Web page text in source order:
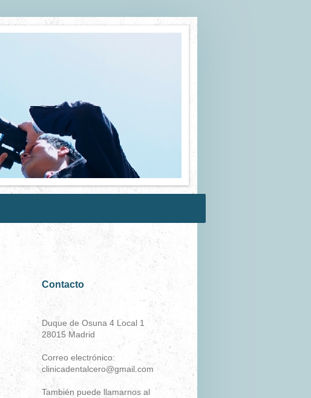
Contacto
Duque de Osuna 4 Local 1
28015 Madrid
Correo electrónico:
clinicadentalcero@gmail.com
También puede llamarnos al